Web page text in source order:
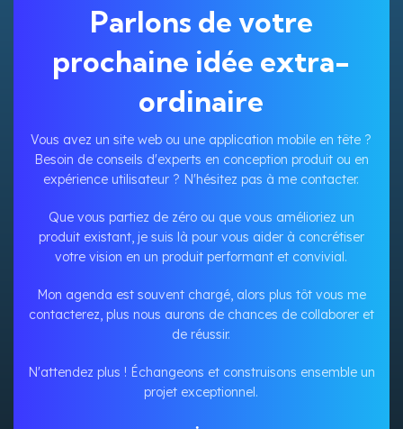
Parlons de votre
prochaine idée extra-
ordinaire
Vous avez un site web ou une application mobile en tête ?
Besoin de conseils d'experts en conception produit ou en
expérience utilisateur ? N'hésitez pas à me contacter.
Que vous partiez de zéro ou que vous amélioriez un
produit existant, je suis là pour vous aider à concrétiser
votre vision en un produit performant et convivial.
Mon agenda est souvent chargé, alors plus tôt vous me
contacterez, plus nous aurons de chances de collaborer et
de réussir.
N'attendez plus ! Échangeons et construisons ensemble un
projet exceptionnel.